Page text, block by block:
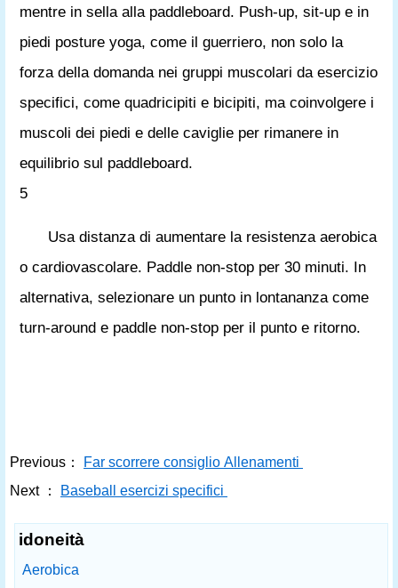
mentre in sella alla paddleboard. Push-up, sit-up e in
piedi posture yoga, come il guerriero, non solo la
forza della domanda nei gruppi muscolari da esercizio
specifici, come quadricipiti e bicipiti, ma coinvolgere i
muscoli dei piedi e delle caviglie per rimanere in
equilibrio sul paddleboard.
5
Usa distanza di aumentare la resistenza aerobica
o cardiovascolare. Paddle non-stop per 30 minuti. In
alternativa, selezionare un punto in lontananza come
turn-around e paddle non-stop per il punto e ritorno.
Previous：
Far scorrere consiglio Allenamenti
Next ：
Baseball esercizi specifici
idoneità
Aerobica